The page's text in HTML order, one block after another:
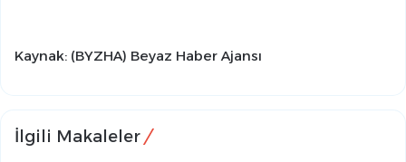
Kaynak: (BYZHA) Beyaz Haber Ajansı
İlgili Makaleler